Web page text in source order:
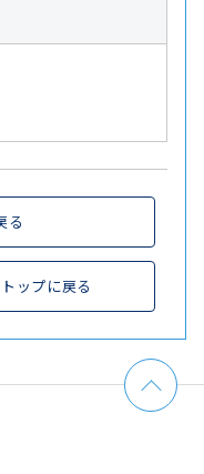
る
ップに戻る